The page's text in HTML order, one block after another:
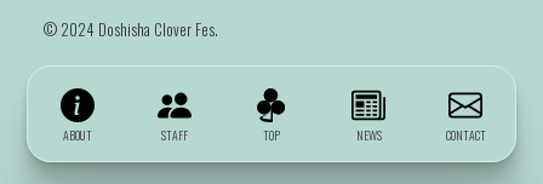
ABOUT STAFF TOP NEWS CONTACT
©️ 2024 Doshisha Clover Fes.